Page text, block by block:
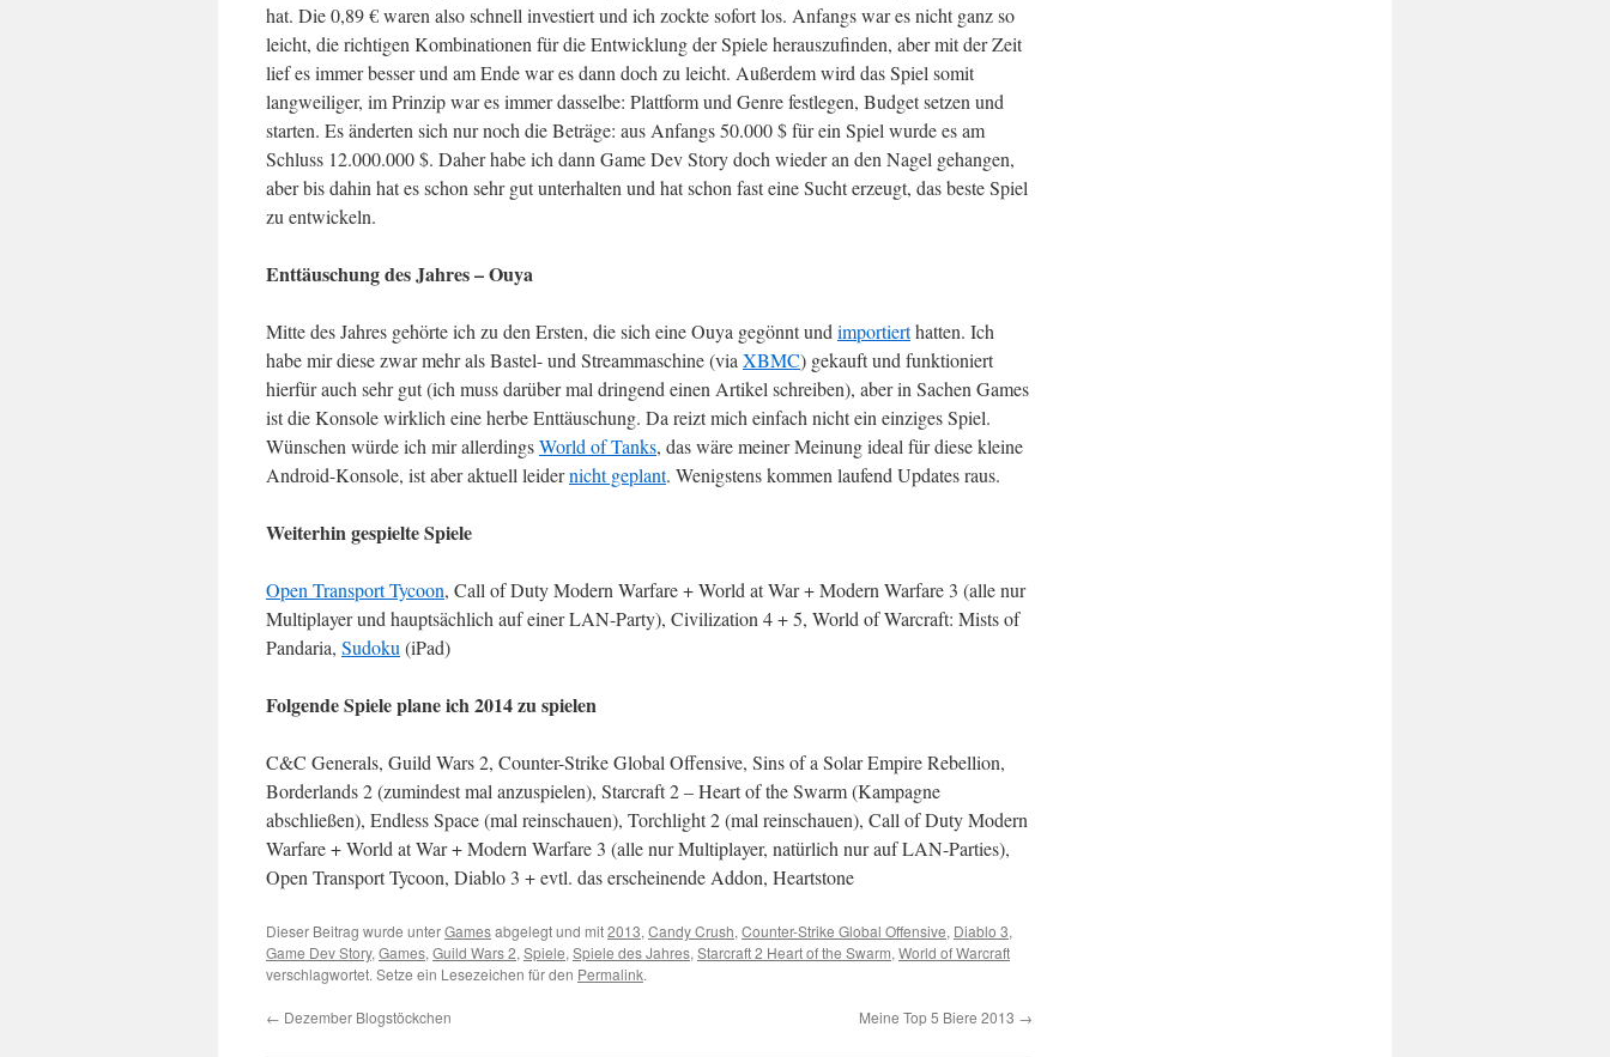
hat. Die 0,89 € waren also schnell investiert und ich zockte sofort los. Anfangs war es nicht ganz so
leicht, die richtigen Kombinationen für die Entwicklung der Spiele herauszufinden, aber mit der Zeit
lief es immer besser und am Ende war es dann doch zu leicht. Außerdem wird das Spiel somit
langweiliger, im Prinzip war es immer dasselbe: Plattform und Genre festlegen, Budget setzen und
starten. Es änderten sich nur noch die Beträge: aus Anfangs 50.000 $ für ein Spiel wurde es am
Schluss 12.000.000 $. Daher habe ich dann Game Dev Story doch wieder an den Nagel gehangen,
aber bis dahin hat es schon sehr gut unterhalten und hat schon fast eine Sucht erzeugt, das beste Spiel
zu entwickeln.
Enttäuschung des Jahres – Ouya
Mitte des Jahres gehörte ich zu den Ersten, die sich eine Ouya gegönnt und importierthatten. Ich
habe mir diese zwar mehr als Bastel- und Streammaschine (via XBMC) gekauft und funktioniert
hierfür auch sehr gut (ich muss darüber mal dringend einen Artikel schreiben), aber in Sachen Games
ist die Konsole wirklich eine herbe Enttäuschung. Da reizt mich einfach nicht ein einziges Spiel.
Wünschen würde ich mir allerdingsWorld of Tanks, das wäre meiner Meinung ideal für diese kleine
Android-Konsole, ist aber aktuell leidernicht geplant. Wenigstens kommen laufend Updates raus.
Weiterhin gespielte Spiele
Open Transport Tycoon, Call of Duty Modern Warfare + World at War + Modern Warfare 3 (alle nur
Multiplayer und hauptsächlich auf einer LAN-Party), Civilization 4 + 5, World of Warcraft: Mists of
Pandaria, Sudoku (iPad)
Folgende Spiele plane ich 2014 zu spielen
C&C Generals, Guild Wars 2, Counter-Strike Global Offensive, Sins of a Solar Empire Rebellion,
Borderlands 2 (zumindest mal anzuspielen), Starcraft 2 – Heart of the Swarm (Kampagne
abschließen), Endless Space (mal reinschauen), Torchlight 2 (mal reinschauen), Call of Duty Modern
Warfare + World at War + Modern Warfare 3 (alle nur Multiplayer, natürlich nur auf LAN-Parties),
Open Transport Tycoon, Diablo 3 + evtl. das erscheinende Addon, Heartstone
Dieser Beitrag wurde unterGamesabgelegt und mit2013, Candy Crush, Counter-Strike Global Offensive, Diablo 3,
Game Dev Story, Games, Guild Wars 2, Spiele, Spiele des Jahres, Starcraft 2 Heart of the Swarm, World of Warcraft
verschlagwortet. Setze ein Lesezeichen für den Permalink.
← Dezember Blogstöckchen Meine Top 5 Biere 2013 →